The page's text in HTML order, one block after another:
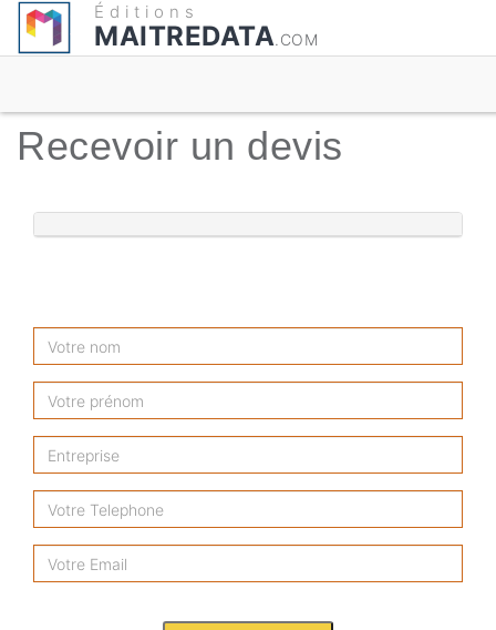
Éditions
MAITREDATA.COM
Recevoir un devis